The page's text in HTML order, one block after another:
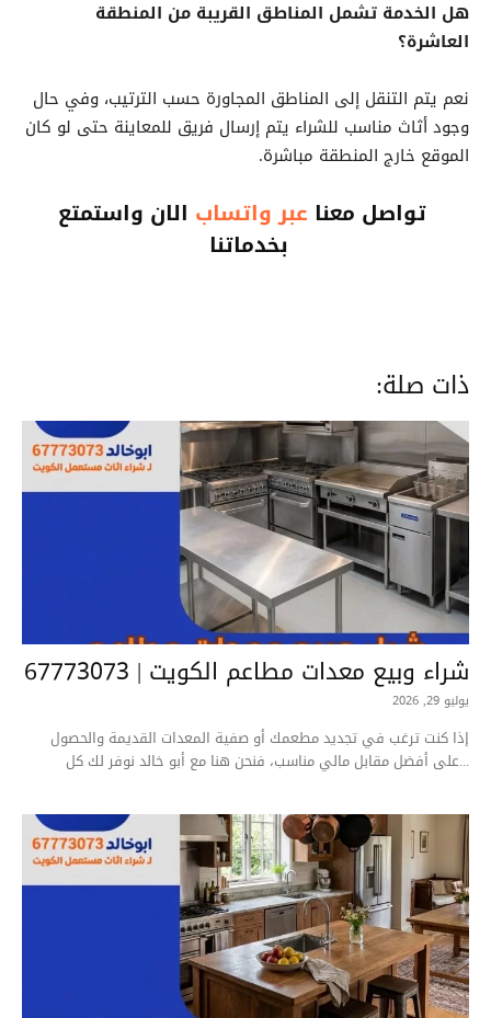
هل الخدمة تشمل المناطق القريبة من المنطقة
العاشرة؟
نعم يتم التنقل إلى المناطق المجاورة حسب الترتيب، وفي حال
وجود أثاث مناسب للشراء يتم إرسال فريق للمعاينة حتى لو كان
الموقع خارج المنطقة مباشرة.
تواصل معنا عبر واتساب الان واستمتع
بخدماتنا
ذات صلة:
شراء وبيع معدات مطاعم الكويت | 67773073
يوليو 29, 2026
إذا كنت ترغب في تجديد مطعمك أو صفية المعدات القديمة والحصول
على أفضل مقابل مالي مناسب، فنحن هنا مع أبو خالد نوفر لك كل...